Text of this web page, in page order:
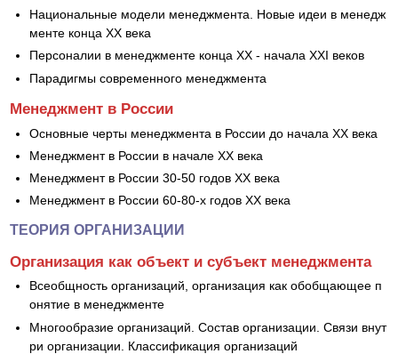
Национальные модели менеджмента. Новые идеи в менедж
менте конца ХХ века
Персоналии в менеджменте конца ХХ - начала XXI веков
Парадигмы современного менеджмента
Менеджмент в России
Основные черты менеджмента в России до начала ХХ века
Менеджмент в России в начале ХХ века
Менеджмент в России 30-50 годов ХХ века
Менеджмент в России 60-80-х годов ХХ века
ТЕОРИЯ ОРГАНИЗАЦИИ
Организация как объект и субъект менеджмента
Всеобщность организаций, организация как обобщающее п
онятие в менеджменте
Многообразие организаций. Состав организации. Связи внут
ри организации. Классификация организаций